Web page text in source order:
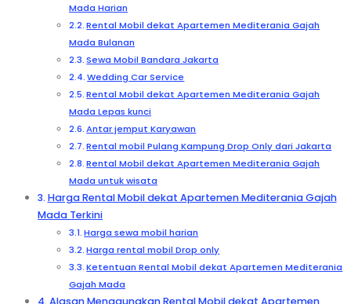
Mada Harian
Rental Mobil dekat Apartemen Mediterania Gajah
Mada Bulanan
Sewa Mobil Bandara Jakarta
Wedding Car Service
Rental Mobil dekat Apartemen Mediterania Gajah
Mada Lepas kunci
Antar jemput Karyawan
Rental mobil Pulang Kampung Drop Only dari Jakarta
Rental Mobil dekat Apartemen Mediterania Gajah
Mada untuk wisata
Harga Rental Mobil dekat Apartemen Mediterania Gajah
Mada Terkini
Harga sewa mobil harian
Harga rental mobil Drop only
Ketentuan Rental Mobil dekat Apartemen Mediterania
Gajah Mada
Alasan Menggunakan Rental Mobil dekat Apartemen